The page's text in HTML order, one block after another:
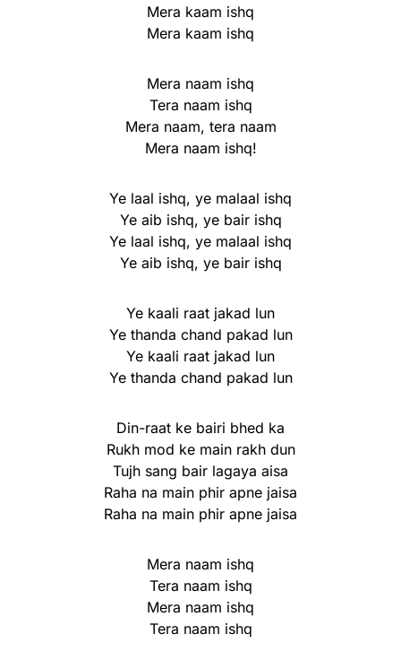
Mera kaam ishq
Mera kaam ishq
Mera naam ishq
Tera naam ishq
Mera naam, tera naam
Mera naam ishq!
Ye laal ishq, ye malaal ishq
Ye aib ishq, ye bair ishq
Ye laal ishq, ye malaal ishq
Ye aib ishq, ye bair ishq
Ye kaali raat jakad lun
Ye thanda chand pakad lun
Ye kaali raat jakad lun
Ye thanda chand pakad lun
Din-raat ke bairi bhed ka
Rukh mod ke main rakh dun
Tujh sang bair lagaya aisa
Raha na main phir apne jaisa
Raha na main phir apne jaisa
Mera naam ishq
Tera naam ishq
Mera naam ishq
Tera naam ishq